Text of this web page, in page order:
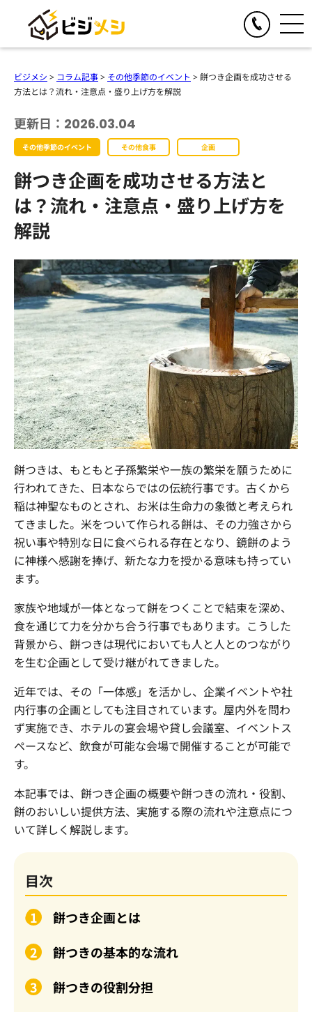
人気の提供サービス
オール社員感謝祭
懇親会・社内パーティープロデュース
クイズ&ビンゴ大会
ゴチバトル
キングオブラスベガス
チームビルディングクルーズ
オンラインイベント
TOGGLE
人気の提供サービス
オンライン格付けバトル
オンラインクイズ&ビンゴ大会
オンラインゴチバトル
オンライン社内イベントプロデュース
お食事の手配
人気の提供サービス
ビジメシケータリング
ビジメシオードブル
ビジメシランチボックス
人気の提供サービス
春のイベント企画
夏のイベント企画
秋のイベント企画
ファミリーイベント企画
周年イベント企画
社員交流イベント企画
企業パーティプロデュース
導入事例
会社概要
まずは内容を見たい
資料をダウンロードする
一度話を聞いてみたい
無料で相談する
閉じる
ビジメシ > コラム記事> その他季節のイベント >餅つき企画を成功させる
方法とは？流れ・注意点・盛り上げ方を解説
更新日：2026.03.04
その他季節のイベント その他食事 企画
餅つき企画を成功させる方法と
は？流れ・注意点・盛り上げ方を
解説
餅つきは、もともと子孫繁栄や一族の繁栄を願うために
行われてきた、日本ならではの伝統行事です。古くから
稲は神聖なものとされ、お米は生命力の象徴と考えられ
てきました。米をついて作られる餅は、その力強さから
祝い事や特別な日に食べられる存在となり、鏡餅のよう
に神様へ感謝を捧げ、新たな力を授かる意味も持ってい
ます。
家族や地域が一体となって餅をつくことで結束を深め、
食を通じて力を分かち合う行事でもあります。こうした
背景から、餅つきは現代においても人と人とのつながり
を生む企画として受け継がれてきました。
近年では、その「一体感」を活かし、企業イベントや社
内行事の企画としても注目されています。屋内外を問わ
ず実施でき、ホテルの宴会場や貸し会議室、イベントス
ペースなど、飲食が可能な会場で開催することが可能で
す。
本記事では、餅つき企画の概要や餅つきの流れ・役割、
餅のおいしい提供方法、実施する際の流れや注意点につ
いて詳しく解説します。
目次
餅つき企画とは
餅つきの基本的な流れ
餅つきの役割分担